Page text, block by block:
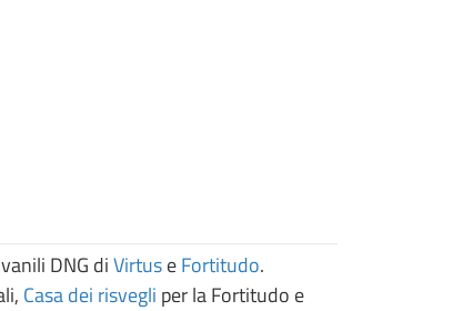
DNG diVirtuseFortitudo.
Casa dei risvegli per la Fortitudo e